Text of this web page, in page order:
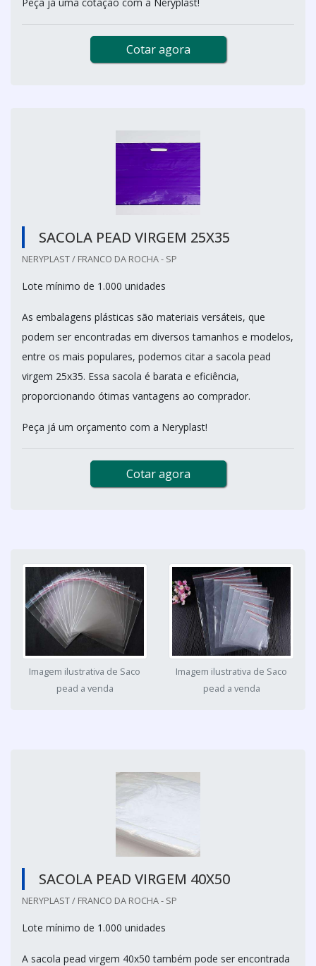
Cotar agora
SACOLA PEAD VIRGEM 25X35
NERYPLAST / FRANCO DA ROCHA - SP
Lote mínimo de 1.000 unidades
As embalagens plásticas são materiais versáteis, que
podem ser encontradas em diversos tamanhos e modelos,
entre os mais populares, podemos citar a sacola pead
virgem 25x35. Essa sacola é barata e eficiência,
proporcionando ótimas vantagens ao comprador.
Peça já um orçamento com a Neryplast!
Cotar agora
Imagem ilustrativa de Saco
pead a venda
Imagem ilustrativa de Saco
pead a venda
SACOLA PEAD VIRGEM 40X50
NERYPLAST / FRANCO DA ROCHA - SP
Lote mínimo de 1.000 unidades
A sacola pead virgem 40x50 também pode ser encontrada